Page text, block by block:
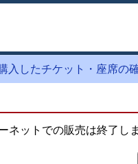
入したチケット・座席の
ネットでの販売は終了し